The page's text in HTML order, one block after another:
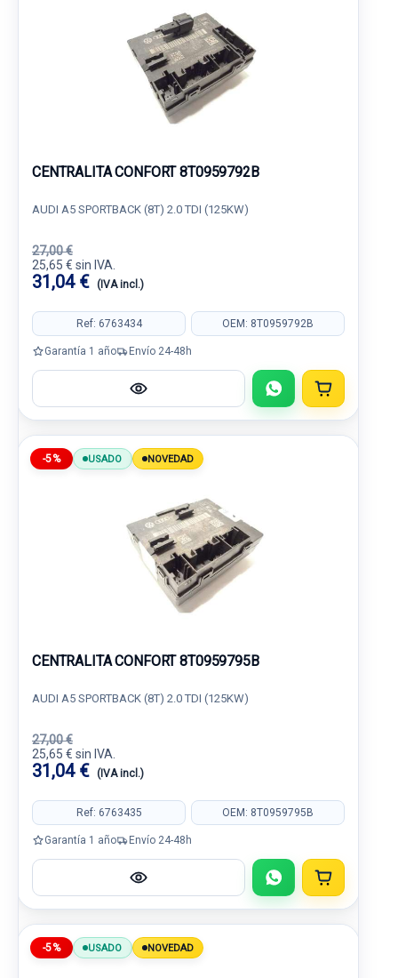
CENTRALITA CONFORT 8T0959792B
AUDI A5 SPORTBACK (8T) 2.0 TDI (125KW)
27,00 €
25,65 € sin IVA.
31,04 € (IVA incl.)
Ref: 6763434 OEM: 8T0959792B
Garantía 1 año Envío 24-48h
-5% USADO NOVEDAD
CENTRALITA CONFORT 8T0959795B
AUDI A5 SPORTBACK (8T) 2.0 TDI (125KW)
27,00 €
25,65 € sin IVA.
31,04 € (IVA incl.)
Ref: 6763435 OEM: 8T0959795B
Garantía 1 año Envío 24-48h
-5% USADO NOVEDAD